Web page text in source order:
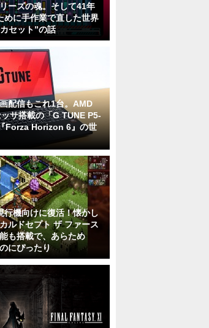
ーズの魂。そして41年
めに手作業で直した世界
セット”の話
配信もこれ1台。AMD
サ搭載の「G TUNE P5-
Forza Horizon 6』の世
行機向けに復活！懐かし
ルドセプト ザ ファース
も搭載で、あらため
にぴったり